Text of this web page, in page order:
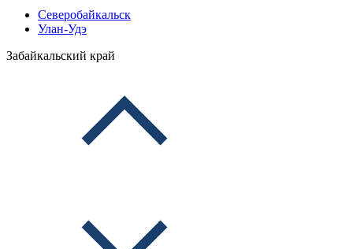
Северобайкальск
Улан-Удэ
Забайкальский край